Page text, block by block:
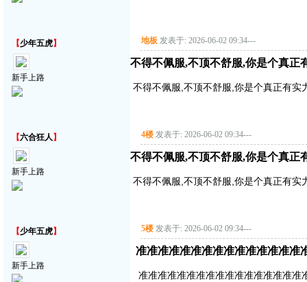
【少年五虎】
新手上路
地板 发表于: 2026-06-02 09:34---
不得不佩服,不顶不舒服,你是个真正
不得不佩服,不顶不舒服,你是个真正有实
【六合狂人 】
新手上路
4楼 发表于: 2026-06-02 09:34---
不得不佩服,不顶不舒服,你是个真正
不得不佩服,不顶不舒服,你是个真正有实
【少年五虎】
新手上路
5楼 发表于: 2026-06-02 09:34---
准准准准准准准准准准准准准准准
准准准准准准准准准准准准准准准准准